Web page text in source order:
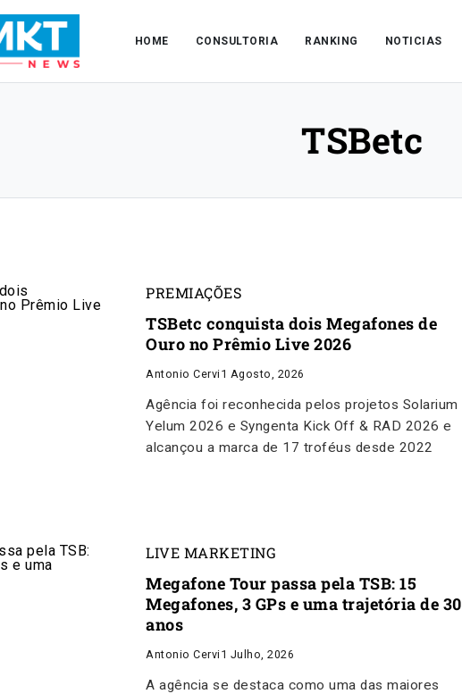
HOME CONSULTORIA RANKING NOTICIAS
TSBetc
PREMIAÇÕES
TSBetc conquista dois Megafones de
Ouro no Prêmio Live 2026
Antonio Cervi 1 Agosto, 2026
Agência foi reconhecida pelos projetos Solarium
Yelum 2026 e Syngenta Kick Off & RAD 2026 e
alcançou a marca de 17 troféus desde 2022
LIVE MARKETING
Megafone Tour passa pela TSB: 15
Megafones, 3 GPs e uma trajetória de 30
anos
Antonio Cervi 1 Julho, 2026
A agência se destaca como uma das maiores